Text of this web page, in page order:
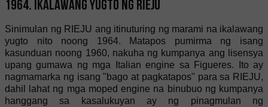
1964. Ikalawang yugto ng RIEJU
Sinimulan ng RIEJU ang itinuturing ng marami na ikalawang
yugto nito noong 1964. Matapos pumirma ng isang
kasunduan noong 1960, nakuha ng kumpanya ang lisensya
upang gumawa ng mga Italian engine sa Figueres. Ito ay
nagmamarka ng isang "bago at pagkatapos" para sa RIEJU,
dahil lahat ng mga moped engine na binubuo ng kumpanya
hanggang sa kasalukuyan ay ng pinagmulan ng